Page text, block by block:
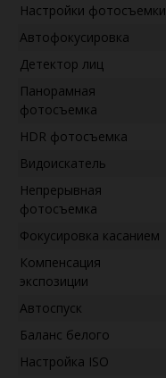
Настройки фотосъемки
Автофокусировка
Детектор лиц
Панорамная
фотосъемка
HDR фотосъемка
Видоискатель
Непрерывная
фотосъемка
Фокусировка касанием
Компенсация
экспозиции
Автоспуск
Баланс белого
Настройка ISO